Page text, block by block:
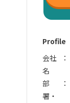
Profile
会社
名
部
署・